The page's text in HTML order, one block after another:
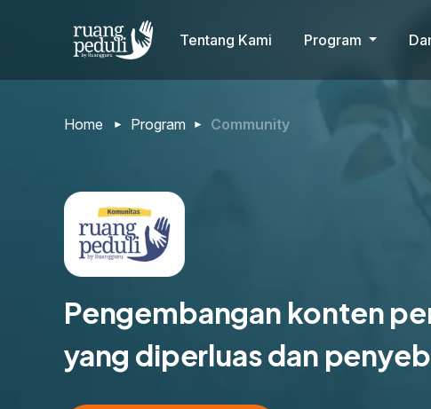
Tentang Kami Program
Home Program Community
Pengembangan konten
yang diperluas dan